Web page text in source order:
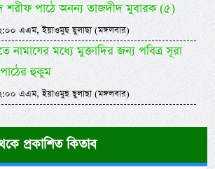
শরীফ পাঠে অনন্য তাজদীদ মুবারক (৫)
এএম, ইয়াওমুছ ছুলাছা (মঙ্গলবার)
নামাযের মধ্যে মুক্তাদির জন্য পবিত্র সূরা
হুকুম
এএম, ইয়াওমুছ ছুলাছা (মঙ্গলবার)
প্রকাশিত কিতাব